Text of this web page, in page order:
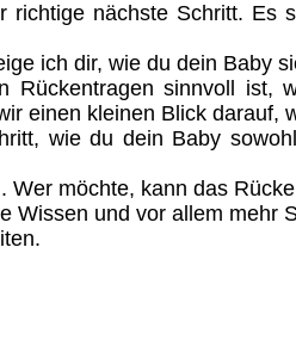
nächste Schritt.
ich dir, wie du dein Baby
Rückentragen sinnvoll
einen kleinen Blick darauf,
wie du dein Baby
möchte, kann das
Wissen und vor allem mehr